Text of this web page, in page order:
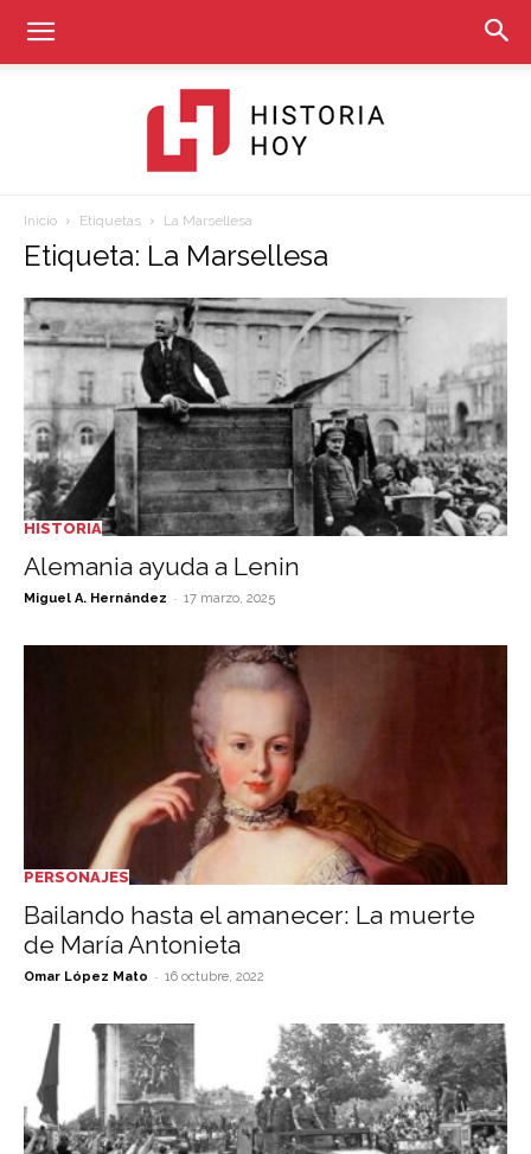
Hoy
Inicio Etiquetas La Marsellesa
Etiqueta: La Marsellesa
HISTORIA
Alemania ayuda a Lenin
Miguel A. Hernández - 17 marzo, 2025
PERSONAJES
Bailando hasta el amanecer: La muerte
de María Antonieta
Omar López Mato - 16 octubre, 2022